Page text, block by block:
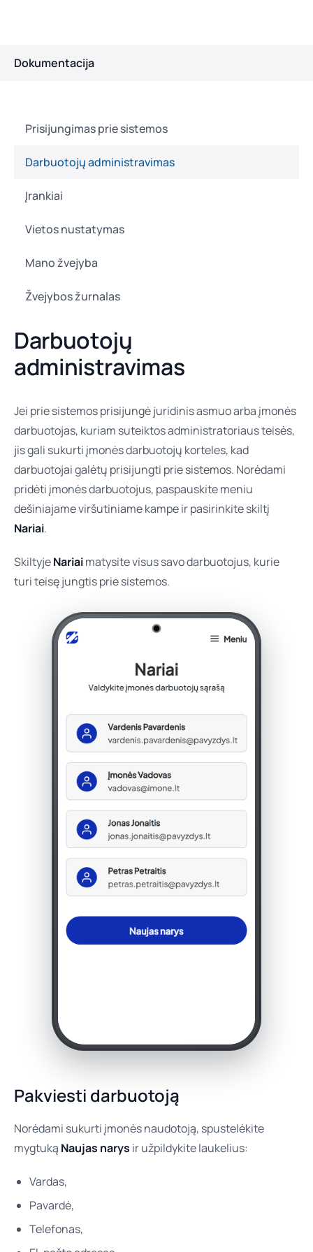
Dokumentacija
Prisijungimas prie sistemos
Darbuotojų administravimas
Įrankiai
Vietos nustatymas
Mano žvejyba
Žvejybos žurnalas
Darbuotojų
administravimas
Jei prie sistemos prisijungė juridinis asmuo arba įmonės
darbuotojas, kuriam suteiktos administratoriaus teisės,
jis gali sukurti įmonės darbuotojų korteles, kad
darbuotojai galėtų prisijungti prie sistemos. Norėdami
pridėti įmonės darbuotojus, paspauskite meniu
dešiniajame viršutiniame kampe ir pasirinkite skiltį
Nariai.
SkiltyjeNariaimatysite visus savo darbuotojus, kurie
turi teisę jungtis prie sistemos.
Pakviesti darbuotoją
Norėdami sukurti įmonės naudotoją, spustelėkite
mygtuką Naujas narys ir užpildykite laukelius:
Vardas,
Pavardė,
Telefonas,